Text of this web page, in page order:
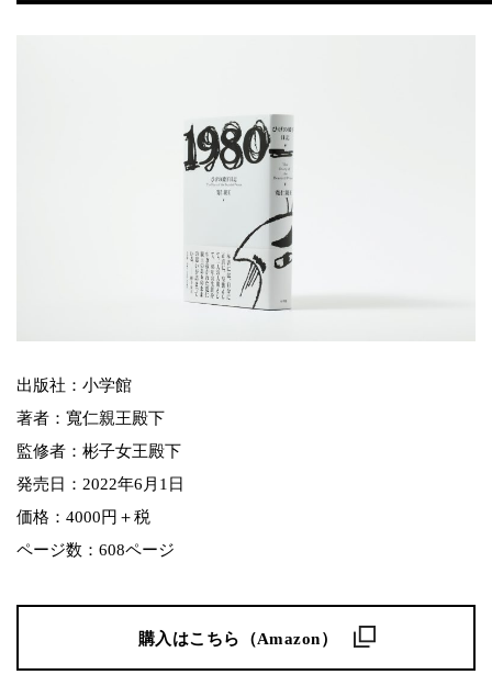
出版社：小学館
著者：寬仁親王殿下
監修者：彬子女王殿下
発売日：2022年6月1日
価格：4000円＋税
ページ数：608ページ
購入はこちら（Amazon）